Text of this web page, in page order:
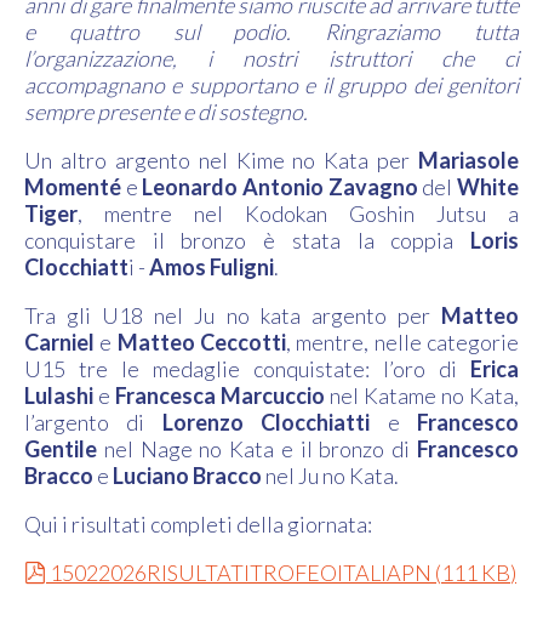
e quattro sul podio. Ringraziamo tutta
l’organizzazione, i nostri istruttori che ci
accompagnano e supportano e il gruppo dei genitori
sempre presente e di sostegno.
Un altro argento nel Kime no Kata per Mariasole
Momenté e Leonardo Antonio Zavagno del White
Tiger, mentre nel Kodokan Goshin Jutsu a
conquistare il bronzo è stata la coppia Loris
Clocchiatti -Amos Fuligni.
Tra gli U18 nel Ju no kata argento per Matteo
Carniel e Matteo Ceccotti, mentre, nelle categorie
U15 tre le medaglie conquistate: l’oro di Erica
Lulashi e Francesca Marcuccio nel Katame no Kata,
l’argento di Lorenzo Clocchiatti e Francesco
Gentile nel Nage no Kata e il bronzo di Francesco
Bracco e Luciano Bracco nel Ju no Kata.
Qui i risultati completi della giornata:
pdf
15022026RISULTATITROFEOITALIAPN (111 KB)